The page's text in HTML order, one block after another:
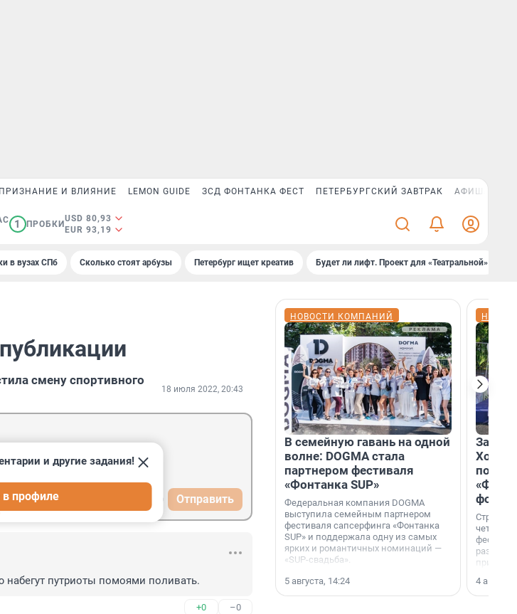
ПРИЗНАНИЕ И ВЛИЯНИЕ LEMON GUIDE ЗСД ФОНТАНКА ФЕСТ ПЕТЕРБУРГСКИЙ ЗАВТРАК АФИША PLUS
1 ПРОБКИ
USD 80,93
EUR 93,19
в вузах СПб Сколько стоят арбузы Петербург ищет креатив Будет ли лифт. Проект для «Театральной»
смену спортивного
18 июля 2022, 20:43
Отправить
и другие задания!
в профиле
путриоты помоями поливать.
+0 –0
НОВОСТИ КОМПАНИЙ
В семейную гавань на одной
волне: DOGMA стала
партнером фестиваля
«Фонтанка SUP»
Федеральная компания DOGMA
выступила семейным партнером
фестиваля сапсерфинга «Фонтанка
SUP» и поддержала одну из самых
ярких и романтичных номинаций —
«SUP-свадьба».
5 августа, 14:24
раз
4